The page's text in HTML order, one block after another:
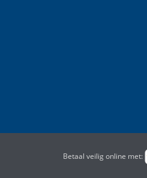
Betaal veilig online met: